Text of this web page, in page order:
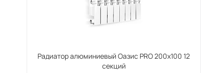
Радиатор алюминиевый Оазис PRO 200х100 12
секций